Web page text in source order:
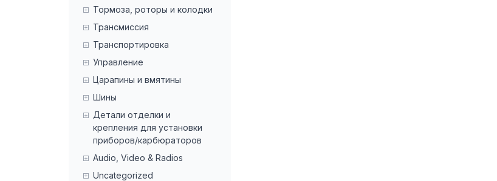
Тормоза, роторы и колодки
Трансмиссия
Транспортировка
Управление
Царапины и вмятины
Шины
Детали отделки и
крепления для установки
приборов/карбюраторов
Audio, Video & Radios
Uncategorized